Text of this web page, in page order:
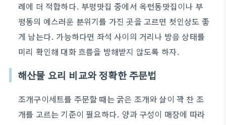
례에 더 적합하다. 부평맛집 중에서 옥련동맛집이나 부
평동의 예스러운 분위기를 가진 곳을 고르면 첫인상도 좋
게 남는다. 가능하다면 좌석 사이의 거리나 방음 상태를
미리 확인해 대화 흐름을 방해받지 않도록 하자.
해산물 요리 비교와 정확한 주문법
조개구이세트를 주문할 때는 굵은 조개와 살이 꽉 찬 조
개를 고르는 기준이 필요하다. 양과 구성이 매장에 따라